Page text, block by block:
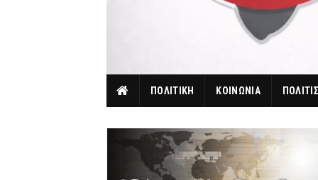
ΠΟΛΙΤΙΚΗ ΚΟΙΝΩΝΙΑ